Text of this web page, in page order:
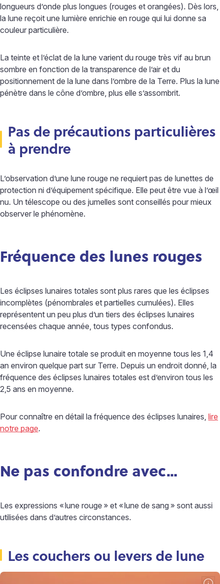
longueurs d’onde plus longues (rouges et orangées). Dès lors,
la lune reçoit une lumière enrichie en rouge qui lui donne sa
couleur particulière.
La teinte et l’éclat de la lune varient du rouge très vif au brun
sombre en fonction de la transparence de l’air et du
positionnement de la lune dans l’ombre de la Terre. Plus la lune
pénètre dans le cône d’ombre, plus elle s’assombrit.
Pas de précautions particulières
à prendre
L’observation d’une lune rouge ne requiert pas de lunettes de
protection ni d’équipement spécifique. Elle peut être vue à l’œil
nu. Un télescope ou des jumelles sont conseillés pour mieux
observer le phénomène.
Fréquence des lunes rouges
Les éclipses lunaires totales sont plus rares que les éclipses
incomplètes (pénombrales et partielles cumulées). Elles
représentent un peu plus d’un tiers des éclipses lunaires
recensées chaque année, tous types confondus.
Une éclipse lunaire totale se produit en moyenne tous les 1,4
an environ quelque part sur Terre. Depuis un endroit donné, la
fréquence des éclipses lunaires totales est d’environ tous les
2,5 ans en moyenne.
Pour connaître en détail la fréquence des éclipses lunaires, lire
notre page.
Ne pas confondre avec…
Les expressions «lune rouge » et «lune de sang » sont aussi
utilisées dans d’autres circonstances.
Les couchers ou levers de lune